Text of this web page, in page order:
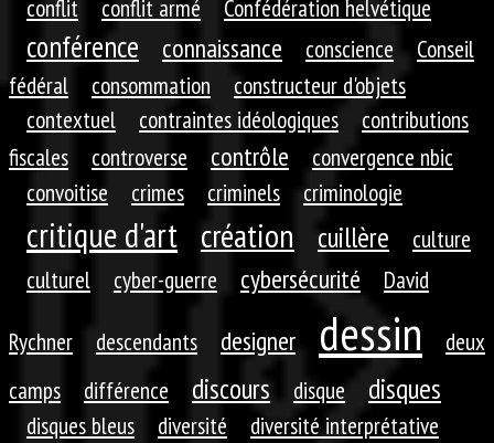
conflit conflit armé Confédération helvétique
conférence connaissance conscience
Conseil
fédéral
consommation
constructeur d'objets
contextuel
contraintes idéologiques
contributions
fiscales
controverse contrôle
convergence nbic
convoitise
crimes criminels criminologie
critique d'art création cuillère
culture
culturel
cyber-guerre cybersécurité
David
Rychner
descendants designer dessin
deux
camps
différence discours disque disques
disques bleus diversité
diversité interprétative